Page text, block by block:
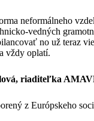
neformálneho
vedných
no už teraz
vždy oplatí.
riaditeľka
z Európskeho